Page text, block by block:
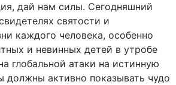
дай нам силы. Сегодняшний
святости и
каждого человека, особенно
и невинных детей в утробе
глобальной атаки на истинную
должны активно показывать чудо